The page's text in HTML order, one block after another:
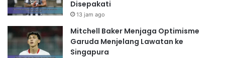
Disepakati
13 jam ago
Mitchell Baker Menjaga Optimisme
Garuda Menjelang Lawatan ke
Singapura